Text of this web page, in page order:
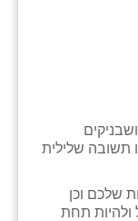
תשובה שלילית
שלכם וכן
ולהיות תחת